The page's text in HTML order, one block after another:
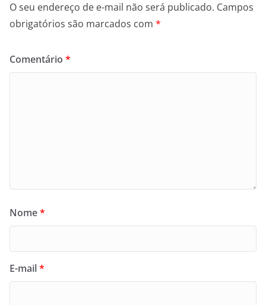
O seu endereço de e-mail não será publicado. Campos
obrigatórios são marcados com *
Comentário *
Nome*
E-mail*